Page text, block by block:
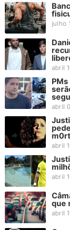
julho
abril
abril
abril
abril
que
abril